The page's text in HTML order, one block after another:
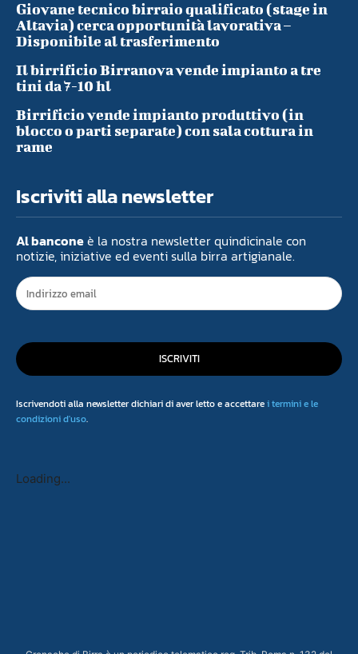
Giovane tecnico birraio qualificato (stage in
Altavia) cerca opportunità lavorativa –
Disponibile al trasferimento
Il birrificio Birranova vende impianto a tre
tini da 7-10 hl
Birrificio vende impianto produttivo (in
blocco o parti separate) con sala cottura in
rame
Iscriviti alla newsletter
Al banconeè la nostra newsletter quindicinale con
notizie, iniziative ed eventi sulla birra artigianale.
ISCRIVITI
Iscrivendoti alla newsletter dichiari di aver letto e accettarei termini e le
condizioni d'uso.
Loading...